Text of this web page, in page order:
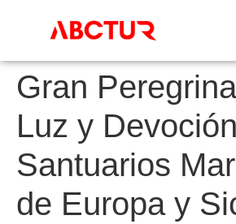
Gran
Luz y
Santuarios
de Europa y